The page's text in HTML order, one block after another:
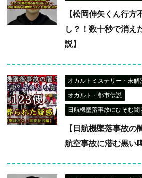
【松岡伸矢くん行
し？！数十秒で消え
説】
オカルトミステリー・未
オカルト・都市伝説
日航機墜落事故にひそむ
【日航機墜落事故
航空事故に潜む黒い